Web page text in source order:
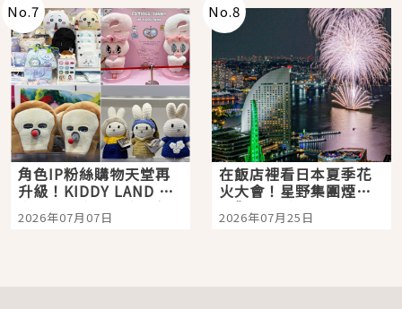
No.7
角色IP粉絲購物天堂再
升級！KIDDY LAND 原
宿店吉伊卡哇迎客，新
開幕 OMOKADO 店3分
2026年07月07日
No.8
在飯店裡看日本夏季花
火大會！星野集團煙火
景觀飯店6選，讓你不用
人擠人悠閒欣賞
2026年07月25日